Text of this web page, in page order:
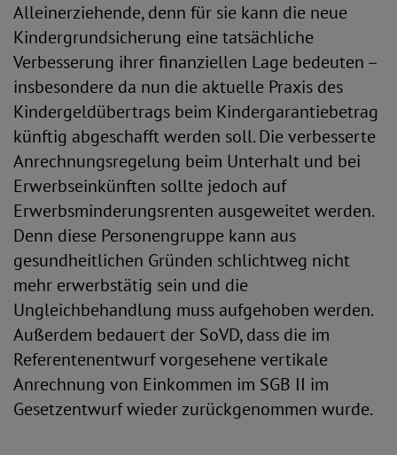
Alleinerziehende, denn für sie kann die neue
Kindergrundsicherung eine tatsächliche
Verbesserung ihrer finanziellen Lage bedeuten –
insbesondere da nun die aktuelle Praxis des
Kindergeldübertrags beim Kindergarantiebetrag
künftig abgeschafft werden soll. Die verbesserte
Anrechnungsregelung beim Unterhalt und bei
Erwerbseinkünften sollte jedoch auf
Erwerbsminderungsrenten ausgeweitet werden.
Denn diese Personengruppe kann aus
gesundheitlichen Gründen schlichtweg nicht
mehr erwerbstätig sein und die
Ungleichbehandlung muss aufgehoben werden.
Außerdem bedauert der SoVD, dass die im
Referentenentwurf vorgesehene vertikale
Anrechnung von Einkommen im SGB II im
Gesetzentwurf wieder zurückgenommen wurde.